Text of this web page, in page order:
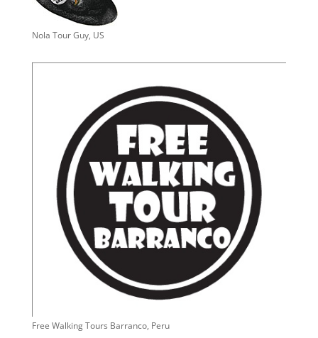
Nola Tour Guy, US
Free Walking Tours Barranco, Peru